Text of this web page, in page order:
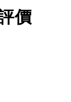
價